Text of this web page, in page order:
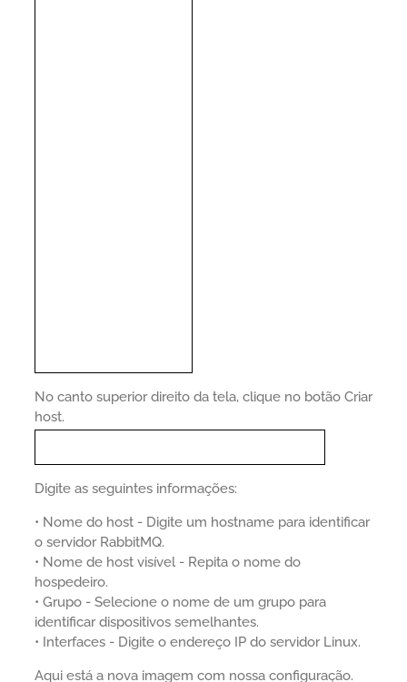
No canto superior direito da tela, clique no botão Criar
host.
Digite as seguintes informações:
• Nome do host - Digite um hostname para identificar
o servidor RabbitMQ.
• Nome de host visível - Repita o nome do
hospedeiro.
• Grupo - Selecione o nome de um grupo para
identificar dispositivos semelhantes.
• Interfaces - Digite o endereço IP do servidor Linux.
Aqui está a nova imagem com nossa configuração.